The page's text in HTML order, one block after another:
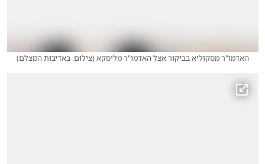
האדמו"ר מסקוליא בביקור אצל האדמו"ר מליסקא(צילום: באדיבות המצלם)